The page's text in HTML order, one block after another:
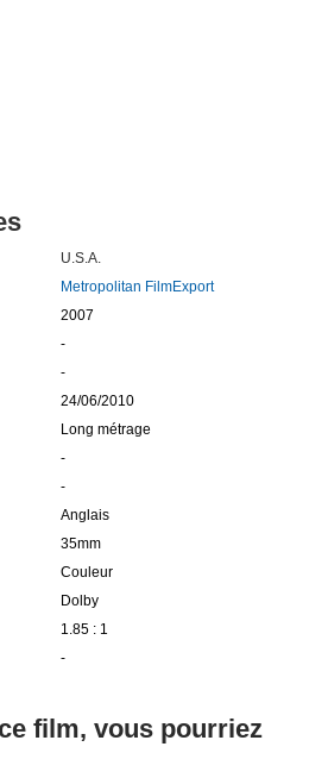
U.S.A.
Metropolitan FilmExport
2007
-
-
24/06/2010
Long métrage
-
-
Anglais
35mm
Couleur
Dolby
1.85 : 1
-
film, vous pourriez